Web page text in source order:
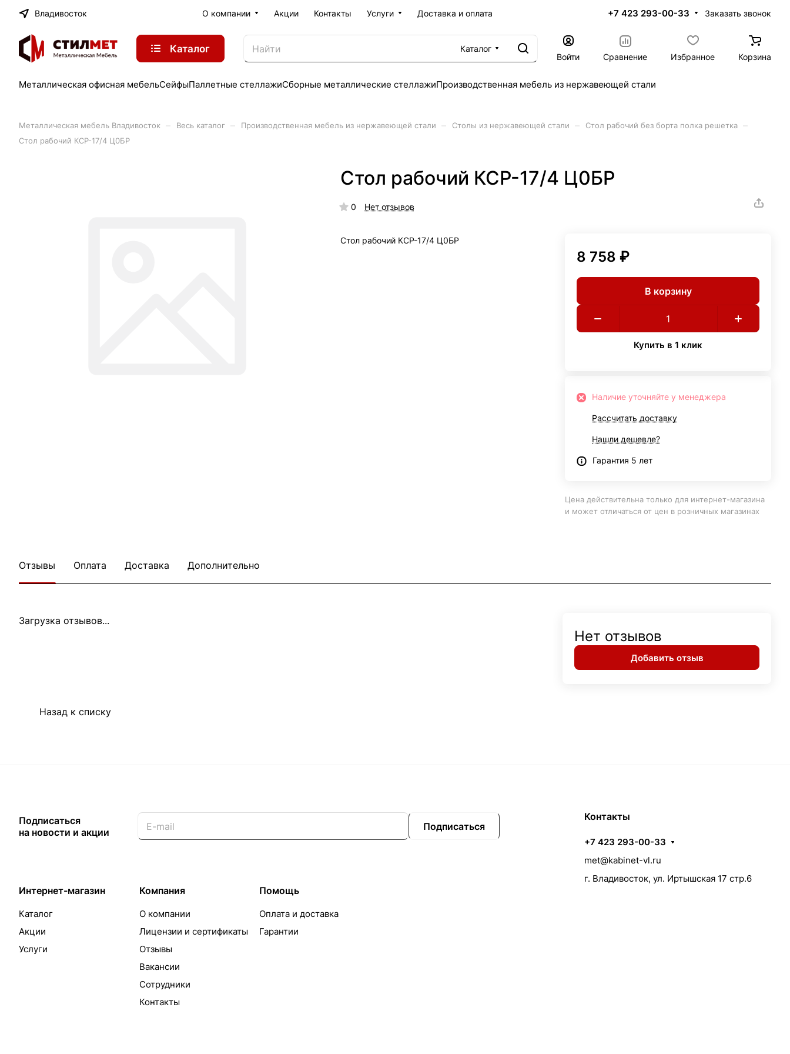
Владивосток О компании Акции Контакты Услуги Доставка и оплата +7 423 293-00-33 Заказать звонок
Каталог
Каталог
Войти
Сравнение Избранное Корзина
Металлическая офисная мебельСейфыПаллетные стеллажиСборные металлические стеллажиПроизводственная мебель из нержавеющей стали
Металлическая мебель Владивосток Весь каталог Производственная мебель из нержавеющей стали Столы из нержавеющей стали Стол рабочий без борта полка решетка
Стол рабочий КСР-17/4 Ц0БР
Стол рабочий КСР-17/4 Ц0БР
0 Нет отзывов
Стол рабочий КСР-17/4 Ц0БР
8 758 ₽
В корзину
Купить в 1 клик
Наличие уточняйте у менеджера
Рассчитать доставку
Нашли дешевле?
Гарантия 5 лет
Цена действительна только для интернет-магазина
и может отличаться от цен в розничных магазинах
Отзывы Оплата Доставка Дополнительно
Загрузка отзывов...
Нет отзывов
Добавить отзыв
Назад к списку
Подписаться
на новости и акции
Подписаться
Интернет-магазин
Каталог
Акции
Услуги
Компания
О компании
Лицензии и сертификаты
Отзывы
Вакансии
Сотрудники
Контакты
Помощь
Оплата и доставка
Гарантии
Контакты
+7 423 293-00-33
met@kabinet-vl.ru
г. Владивосток, ул. Иртышская 17 стр.6